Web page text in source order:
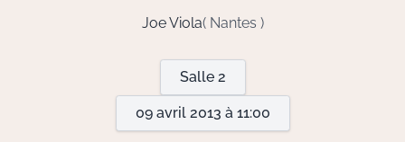
Joe Viola( Nantes )
Salle 2
09 avril 2013 à 11:00